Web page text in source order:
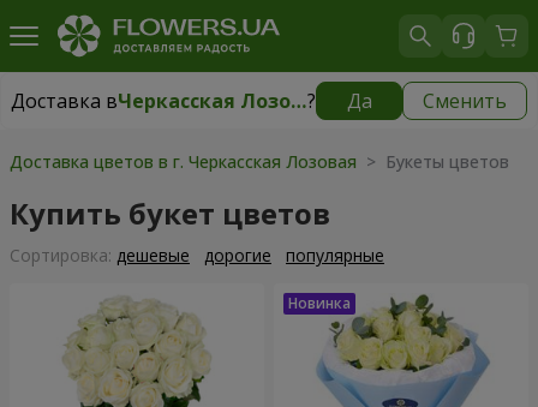
Доставка в Черкасская Лозовая? Да Сменить
Доставка вЧеркасская Лозовая бесплатно
Доставка цветов в г. Черкасская Лозовая > Букеты цветов
Купить букет цветов
Cортировка: дешевые дорогие популярные